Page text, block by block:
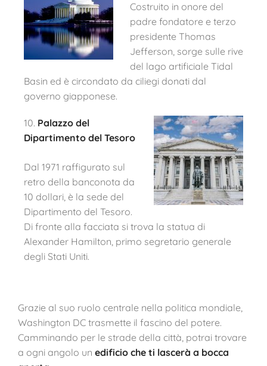
Costruito in onore del
padre fondatore e terzo
presidente Thomas
Jefferson, sorge sulle rive
del lago artificiale Tidal
Basin ed è circondato da ciliegi donati dal
governo giapponese.
10. Palazzo del
Dipartimento del Tesoro
Dal 1971 raffigurato sul
retro della banconota da
10 dollari, è la sede del
Dipartimento del Tesoro.
Di fronte alla facciata si trova la statua di
Alexander Hamilton, primo segretario generale
degli Stati Uniti.
Grazie al suo ruolo centrale nella politica mondiale,
Washington DC trasmette il fascino del potere.
Camminando per le strade della città, potrai trovare
a ogni angolo un edificio che ti lascerà a bocca